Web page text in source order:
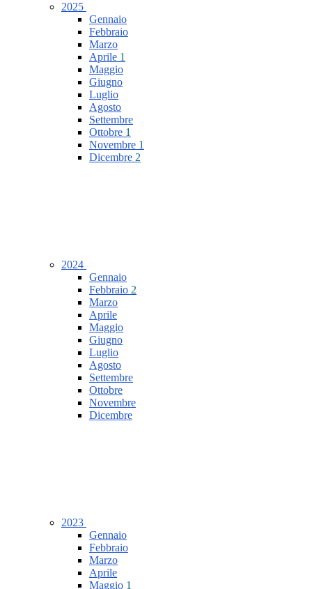
2025
Gennaio
Febbraio
Marzo
Aprile 1
Maggio
Giugno
Luglio
Agosto
Settembre
Ottobre 1
Novembre 1
Dicembre 2
2024
Gennaio
Febbraio 2
Marzo
Aprile
Maggio
Giugno
Luglio
Agosto
Settembre
Ottobre
Novembre
Dicembre
2023
Gennaio
Febbraio
Marzo
Aprile
Maggio 1